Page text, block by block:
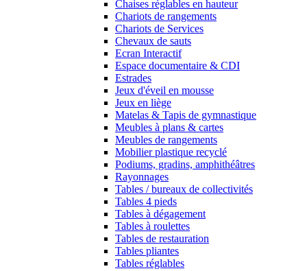
Chaises réglables en hauteur
Chariots de rangements
Chariots de Services
Chevaux de sauts
Ecran Interactif
Espace documentaire & CDI
Estrades
Jeux d'éveil en mousse
Jeux en liège
Matelas & Tapis de gymnastique
Meubles à plans & cartes
Meubles de rangements
Mobilier plastique recyclé
Podiums, gradins, amphithéâtres
Rayonnages
Tables / bureaux de collectivités
Tables 4 pieds
Tables à dégagement
Tables à roulettes
Tables de restauration
Tables pliantes
Tables réglables